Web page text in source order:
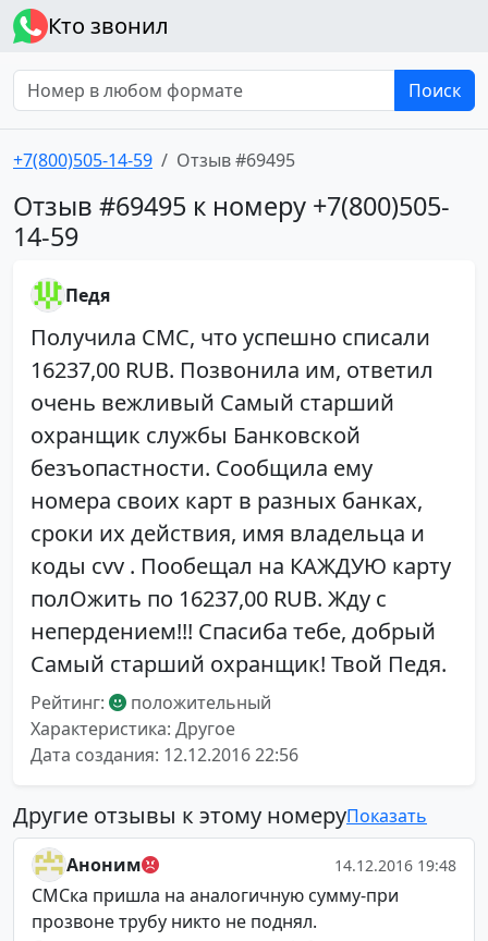
Кто звонил
Поиск
+7(800)505-14-59 Отзыв #69495
Отзыв #69495 к номеру +7(800)505-
14-59
Педя
Получила СМС, что успешно списали
16237,00 RUB. Позвонила им, ответил
очень вежливый Самый старший
охранщик службы Банковской
безъопастности. Сообщила ему
номера своих карт в разных банках,
сроки их действия, имя владельца и
коды cvv . Пообещал на КАЖДУЮ карту
полОжить по 16237,00 RUB. Жду с
непердением!!! Спасиба тебе, добрый
Самый старший охранщик! Твой Педя.
Рейтинг:
положительный
Характеристика: Другое
Дата создания: 12.12.2016 22:56
Другие отзывы к этому номеруПоказать
Аноним 14.12.2016 19:48
СМСка пришла на аналогичную сумму-при
прозвоне трубу никто не поднял.